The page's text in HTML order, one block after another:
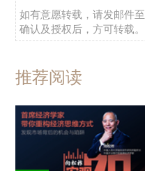
如有意愿转载，请发邮件至
确认及授权后，方可转载。
推荐阅读